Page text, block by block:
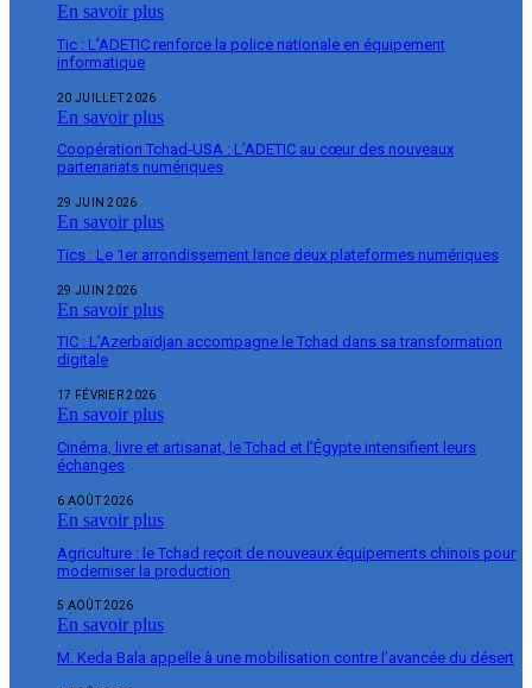
En savoir plus
Tic : L’ADETIC renforce la police nationale en équipement
informatique
20 JUILLET 2026
En savoir plus
Coopération Tchad-USA : L’ADETIC au cœur des nouveaux
partenariats numériques
29 JUIN 2026
En savoir plus
Tics : Le 1er arrondissement lance deux plateformes numériques
29 JUIN 2026
En savoir plus
TIC : L’Azerbaïdjan accompagne le Tchad dans sa transformation
digitale
17 FÉVRIER 2026
En savoir plus
Cinéma, livre et artisanat, le Tchad et l’Égypte intensifient leurs
échanges
6 AOÛT 2026
En savoir plus
Agriculture : le Tchad reçoit de nouveaux équipements chinois pour
moderniser la production
5 AOÛT 2026
En savoir plus
M. Keda Bala appelle à une mobilisation contre l’avancée du désert